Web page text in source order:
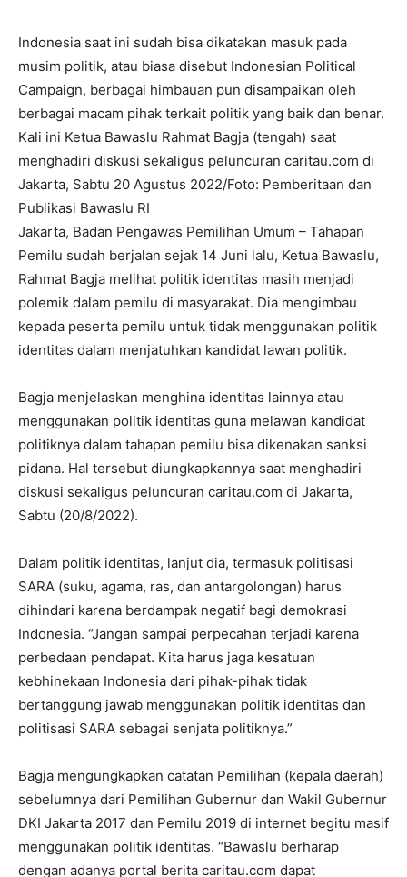
Indonesia saat ini sudah bisa dikatakan masuk pada
musim politik, atau biasa disebut Indonesian Political
Campaign, berbagai himbauan pun disampaikan oleh
berbagai macam pihak terkait politik yang baik dan benar.
Kali ini Ketua Bawaslu Rahmat Bagja (tengah) saat
menghadiri diskusi sekaligus peluncuran caritau.com di
Jakarta, Sabtu 20 Agustus 2022/Foto: Pemberitaan dan
Publikasi Bawaslu RI
Jakarta, Badan Pengawas Pemilihan Umum – Tahapan
Pemilu sudah berjalan sejak 14 Juni lalu, Ketua Bawaslu,
Rahmat Bagja melihat politik identitas masih menjadi
polemik dalam pemilu di masyarakat. Dia mengimbau
kepada peserta pemilu untuk tidak menggunakan politik
identitas dalam menjatuhkan kandidat lawan politik.
Bagja menjelaskan menghina identitas lainnya atau
menggunakan politik identitas guna melawan kandidat
politiknya dalam tahapan pemilu bisa dikenakan sanksi
pidana. Hal tersebut diungkapkannya saat menghadiri
diskusi sekaligus peluncuran caritau.com di Jakarta,
Sabtu (20/8/2022).
Dalam politik identitas, lanjut dia, termasuk politisasi
SARA (suku, agama, ras, dan antargolongan) harus
dihindari karena berdampak negatif bagi demokrasi
Indonesia. “Jangan sampai perpecahan terjadi karena
perbedaan pendapat. Kita harus jaga kesatuan
kebhinekaan Indonesia dari pihak-pihak tidak
bertanggung jawab menggunakan politik identitas dan
politisasi SARA sebagai senjata politiknya.”
Bagja mengungkapkan catatan Pemilihan (kepala daerah)
sebelumnya dari Pemilihan Gubernur dan Wakil Gubernur
DKI Jakarta 2017 dan Pemilu 2019 di internet begitu masif
menggunakan politik identitas. “Bawaslu berharap
dengan adanya portal berita caritau.com dapat